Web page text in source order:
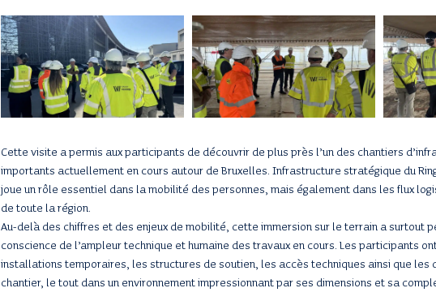
Cette visite a permis aux participants de découvrir de plus près l’un des chantiers
importants actuellement en cours autour de Bruxelles. Infrastructure stratégique du
joue un rôle essentiel dans la mobilité des personnes, mais également dans les flux
de toute la région.
Au-delà des chiffres et des enjeux de mobilité, cette immersion sur le terrain a surtout
conscience de l’ampleur technique et humaine des travaux en cours. Les participants
installations temporaires, les structures de soutien, les accès techniques ainsi que les
chantier, le tout dans un environnement impressionnant par ses dimensions et sa